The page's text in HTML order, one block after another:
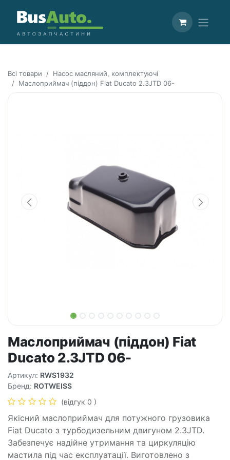
Всі товари
Насос масляний, комплектуючі
Маслоприймач (піддон) Fiat Ducato 2.3JTD 06-
Маслоприймач (піддон) Fiat
Ducato 2.3JTD 06-
Артикул: RWS1932
Бренд: ROTWEISS
(відгук 0 )
Якісний маслоприймач для потужного грузовика
Fiat Ducato з турбодизельним двигуном 2.3JTD.
Забезпечує надійне утримання та циркуляцію
мастила під час експлуатації. Виготовлено з